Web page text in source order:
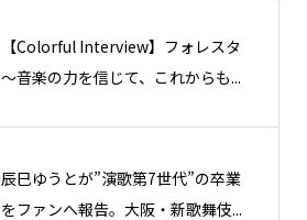
【Colorful Interview】フォレスタ
〜音楽の力を信じて、これからも...
辰巳ゆうとが”演歌第7世代”の卒業
をファンへ報告。大阪・新歌舞伎...